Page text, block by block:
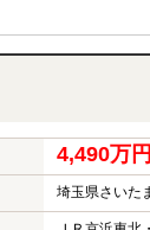
4,490万円
埼玉県さいた